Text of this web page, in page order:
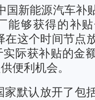
国新能源汽车补
能够获得的补
在这个时间节点
际获补贴的金
便利机会。
家默认放开了包